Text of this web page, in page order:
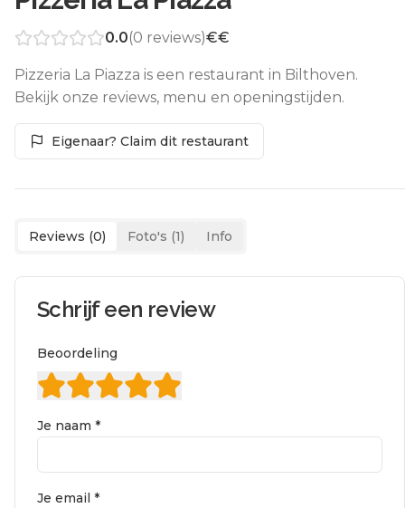
0.0(0 reviews)€€
Pizzeria La Piazza is een restaurant in Bilthoven.
Bekijk onze reviews, menu en openingstijden.
Eigenaar? Claim dit restaurant
Reviews (0) Foto's (1) Info
Schrijf een review
Beoordeling
Je naam *
Je email *